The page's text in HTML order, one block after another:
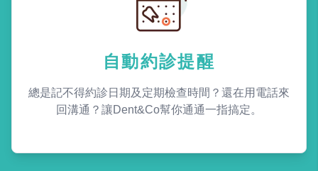
自動約診提醒
總是記不得約診日期及定期檢查時間？還在用電話來
回溝通？讓Dent&Co幫你通通一指搞定。